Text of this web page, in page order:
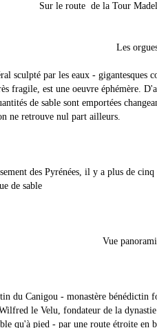
la Tour Madeloc - vue
de l'Ille
sculpté par les eaux - gigantesques
fragile, est une oeuvre éphémère.
de sable sont emportées
ne retrouve nul part ailleurs.
des Pyrénées, il y a plus de
de sable
sur le
du Canigou - monastère bénédictin
le Velu, fondateur de la dynastie
qu'à pied - par une route étroite en